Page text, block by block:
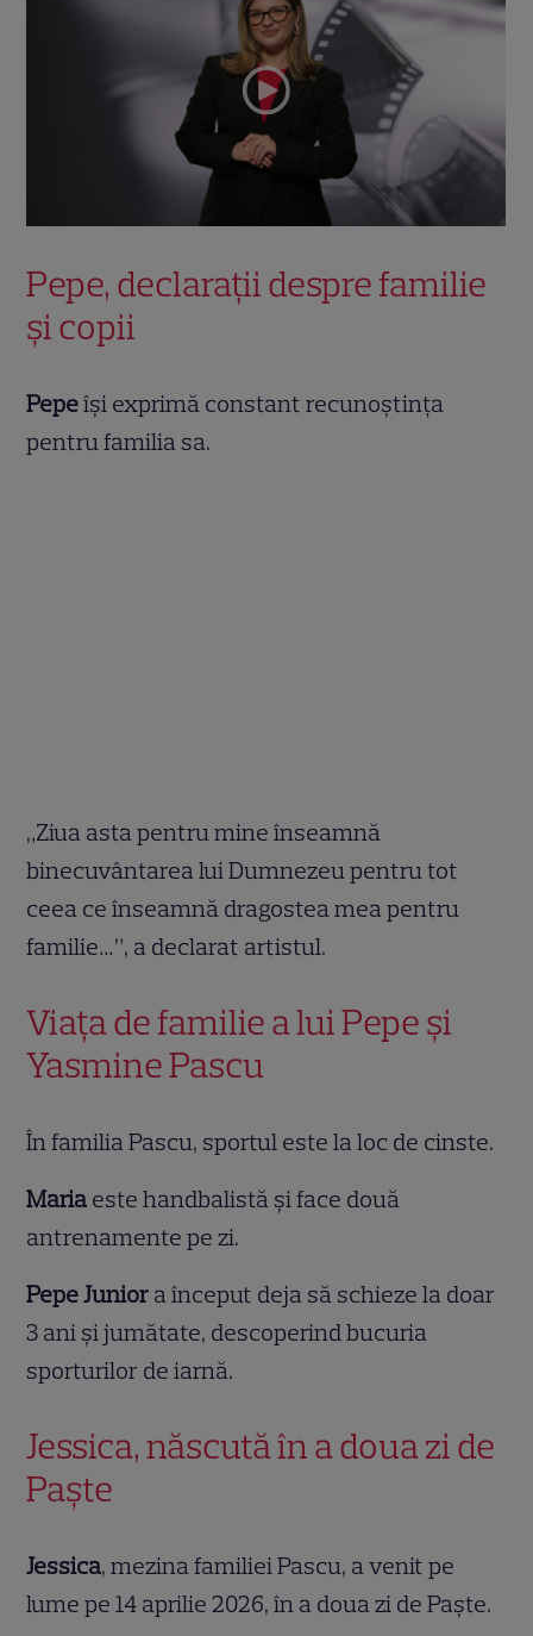
Pepe, declarații despre familie
și copii
Pepeîși exprimă constant recunoștința
pentru familia sa.
„Ziua asta pentru mine înseamnă
binecuvântarea lui Dumnezeu pentru tot
ceea ce înseamnă dragostea mea pentru
familie…”, a declarat artistul.
Viața de familie a lui Pepe și
Yasmine Pascu
În familia Pascu, sportul este la loc de cinste.
Maria este handbalistă și face două
antrenamente pe zi.
Pepe Junior a început deja să schieze la doar
3 ani și jumătate, descoperind bucuria
sporturilor de iarnă.
Jessica, născută în a doua zi de
Paște
Jessica, mezina familiei Pascu, a venit pe
lume pe 14 aprilie 2026, în a doua zi de Paște.